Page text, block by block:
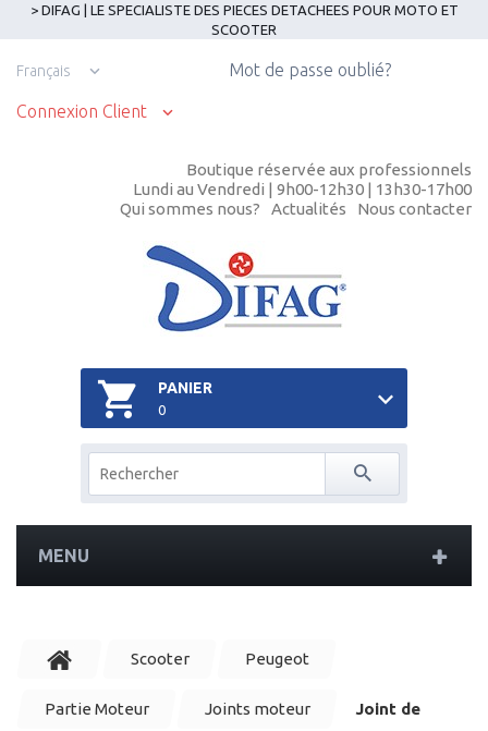
> DIFAG | LE SPECIALISTE DES PIECES DETACHEES POUR MOTO ET
SCOOTER
Français
Connexion Client
Mot de passe oublié?
Boutique réservée aux professionnels
Lundi au Vendredi | 9h00-12h30 | 13h30-17h00
Qui sommes nous?
Actualités Nous contacter
PANIER
0
MENU
Scooter Peugeot
Partie Moteur Joints moteur Joint de